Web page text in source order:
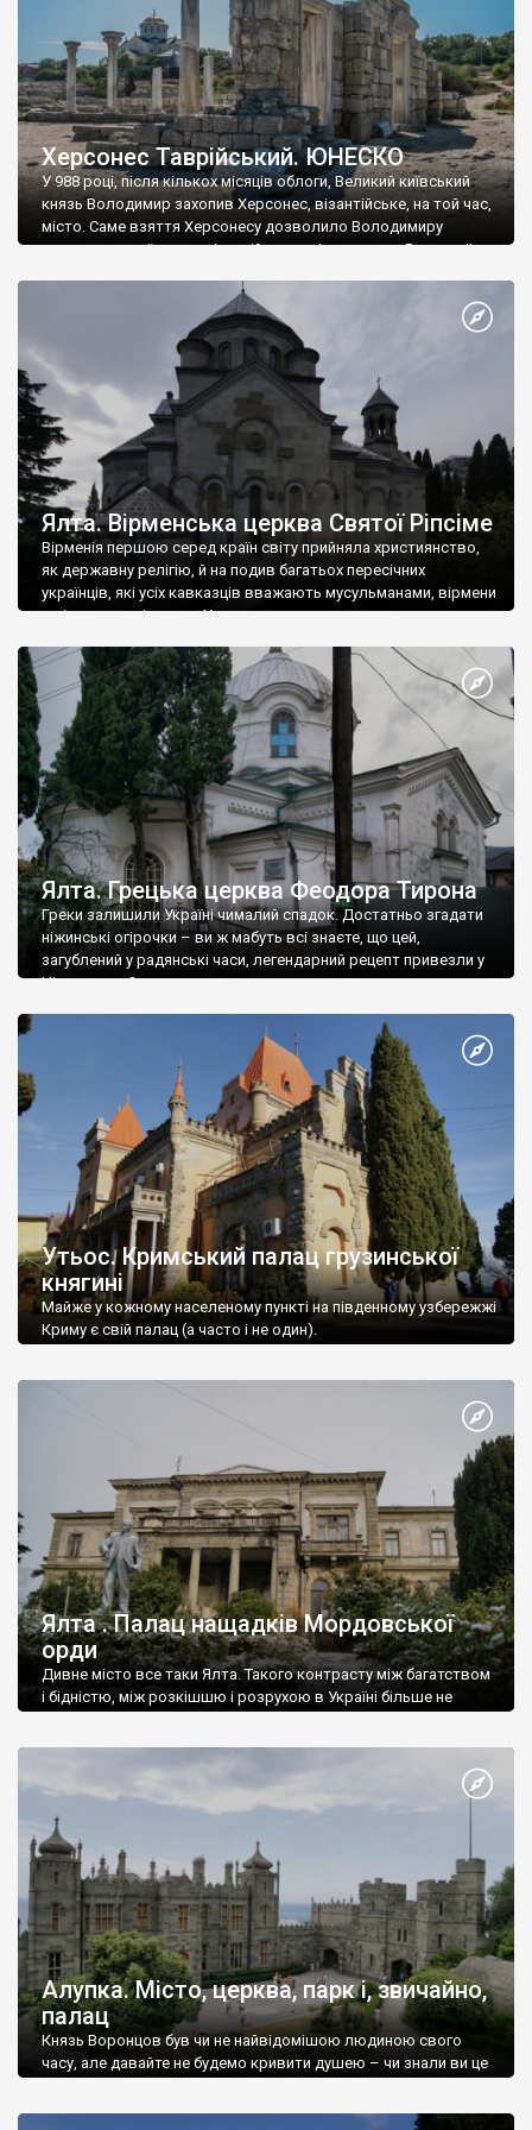
Херсонес Таврійський. ЮНЕСКО
У 988 році, після кількох місяців облоги, Великий київський
князь Володимир захопив Херсонес, візантійське, на той час,
місто. Саме взяття Херсонесу дозволило Володимиру
диктувати свої умови візантійському імператору Василю ІІ, та
Херсонесі Володимир-язичник, став Василем-християнином.
А потім було Хрещення Русі. На честь Херсонесу Таврійського
Ялта. Вірменська церква Святої Ріпсіме
Вірменія першою серед країн світу прийняла християнство,
як державну релігію, й на подив багатьох пересічних
українців, які усіх кавказців вважають мусульманами, вірмени
є відданими вірянами Христа
Ялта. Грецька церква Феодора Тирона
Греки залишили Україні чималий спадок. Достатньо згадати
ніжинські огірочки – ви ж мабуть всі знаєте, що цей,
загублений у радянські часи, легендарний рецепт привезли у
Ніжин греки?
Утьос. Кримський палац грузинської
княгині
Майже у кожному населеному пункті на південному узбережжі
Криму є свій палац (а часто і не один).
Ялта . Палац нащадків Мордовської
орди
Дивне місто все таки Ялта. Такого контрасту між багатством
і бідністю, між розкішшю і розрухою в Україні більше не
Алупка. Місто, церква, парк і, звичайно,
палац
Князь Воронцов був чи не найвідомішою людиною свого
часу, але давайте не будемо кривити душею – чи знали ви це